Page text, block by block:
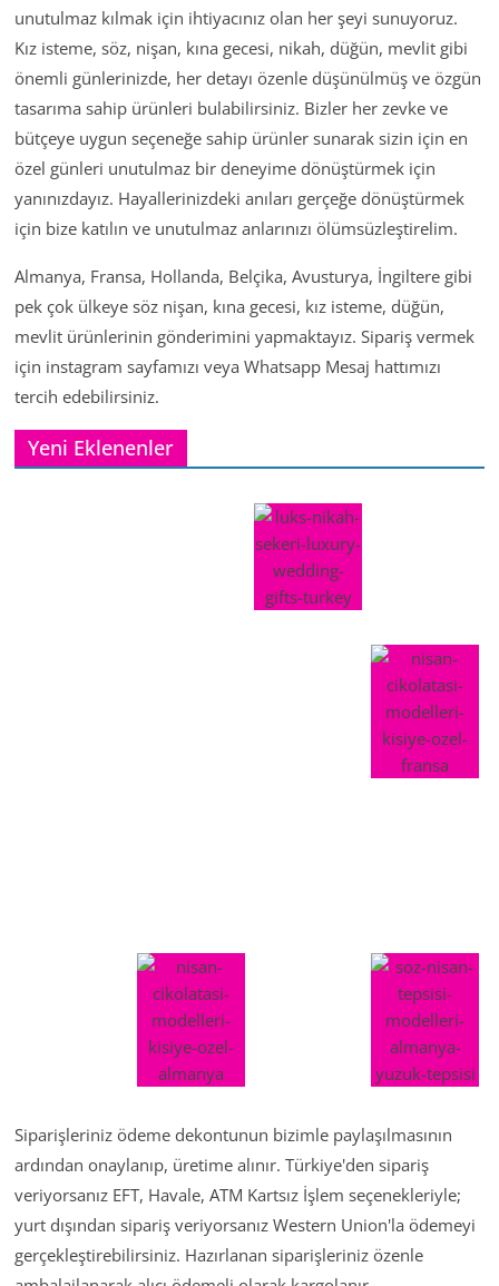
unutulmaz kılmak için ihtiyacınız olan her şeyi sunuyoruz.
Kız isteme, söz, nişan, kına gecesi, nikah, düğün, mevlit gibi
önemli günlerinizde, her detayı özenle düşünülmüş ve özgün
tasarıma sahip ürünleri bulabilirsiniz. Bizler her zevke ve
bütçeye uygun seçeneğe sahip ürünler sunarak sizin için en
özel günleri unutulmaz bir deneyime dönüştürmek için
yanınızdayız. Hayallerinizdeki anıları gerçeğe dönüştürmek
için bize katılın ve unutulmaz anlarınızı ölümsüzleştirelim.
Almanya, Fransa, Hollanda, Belçika, Avusturya, İngiltere gibi
pek çok ülkeye söz nişan, kına gecesi, kız isteme, düğün,
mevlit ürünlerinin gönderimini yapmaktayız. Sipariş vermek
için instagram sayfamızı veya Whatsapp Mesaj hattımızı
tercih edebilirsiniz.
Yeni Eklenenler
Siparişleriniz ödeme dekontunun bizimle paylaşılmasının
ardından onaylanıp, üretime alınır. Türkiye'den sipariş
veriyorsanız EFT, Havale, ATM Kartsız İşlem seçenekleriyle;
yurt dışından sipariş veriyorsanız Western Union'la ödemeyi
gerçekleştirebilirsiniz. Hazırlanan siparişleriniz özenle